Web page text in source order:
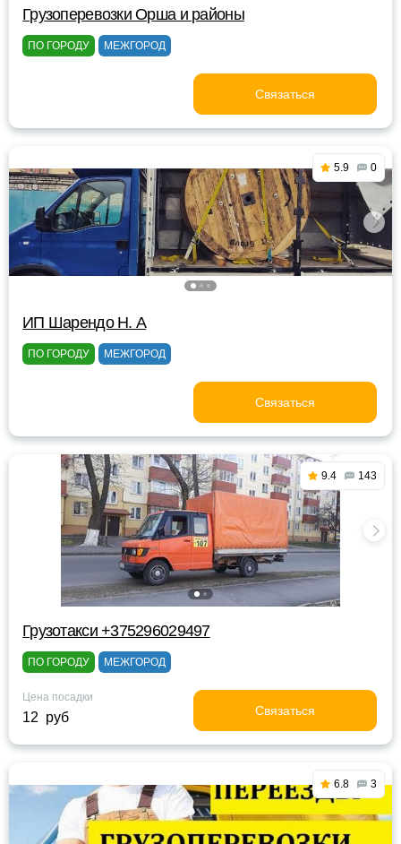
Грузоперевозки Орша и районы
ПО ГОРОДУ МЕЖГОРОД
Связаться
5.9 0
ИП Шарендо Н. А
ПО ГОРОДУ МЕЖГОРОД
Связаться
9.4 143
Грузотакси +375296029497
ПО ГОРОДУ МЕЖГОРОД
Цена посадки
12 руб Связаться
6.8 3